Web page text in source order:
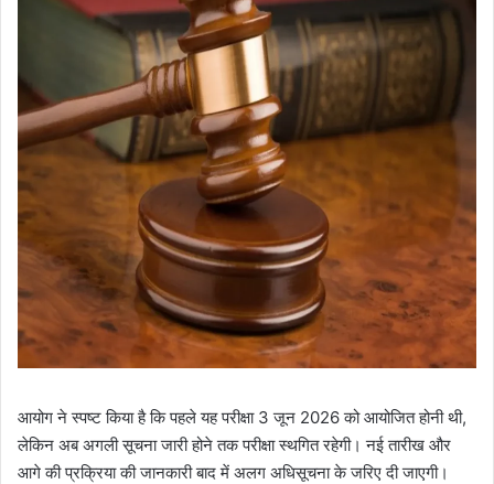
आयोग ने स्पष्ट किया है कि पहले यह परीक्षा 3 जून 2026 को आयोजित होनी थी,
लेकिन अब अगली सूचना जारी होने तक परीक्षा स्थगित रहेगी। नई तारीख और
आगे की प्रक्रिया की जानकारी बाद में अलग अधिसूचना के जरिए दी जाएगी।